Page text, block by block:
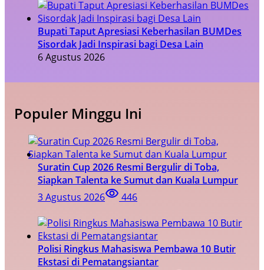
Bupati Taput Apresiasi Keberhasilan BUMDes
Sisordak Jadi Inspirasi bagi Desa Lain
6 Agustus 2026
Populer Minggu Ini
Suratin Cup 2026 Resmi Bergulir di Toba,
Siapkan Talenta ke Sumut dan Kuala Lumpur
3 Agustus 2026
446
Polisi Ringkus Mahasiswa Pembawa 10 Butir
Ekstasi di Pematangsiantar